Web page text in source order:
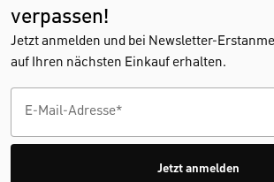
verpassen!
Jetzt anmelden und bei Newsletter-
auf Ihren nächsten Einkauf erhalten.
Jetzt anmelden